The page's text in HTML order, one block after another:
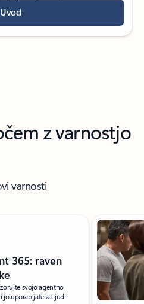
Uvod
z varnostjo
varnosti